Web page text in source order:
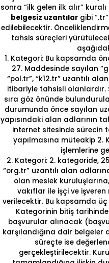
sonra “ilk gelen ilk alır”
belgesiz uzantılar gibi
edilebilecektir.
tahsis süreçleri
1. Kategori: Bu kapsamda
27. Maddesinde sayılan
“pol.tr”, “k12.tr” uzantılı
itibariyle tahsisli olanlardır.
sıra göz önünde
durumunda önce sayılan
yapısındaki alan adlarının
internet sitesinde sürecin
yapılmasına müteakip 2.
işlemlerine
2. Kategori: 2. kategoride,
“org.tr” uzantılı alan
olan meslek
vakıflar ile işçi ve
verilecektir. Bu kapsamda
Kategorinin bitiş
başvurular alınacak
karşılandığına dair belgeler
süreçte ise
gerçekleştirilecektir.